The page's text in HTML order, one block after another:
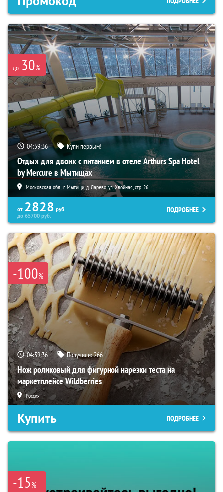
до 30%
04:59:35 Купи первым!
Отдых для двоих с питанием в отеле Arthurs Spa Hotel
by Mercure в Мытищах
Московская обл., г. Мытищи, д. Ларево, ул. Хвойная, стр. 26
от 2828 руб.
до65700руб.
ПОДРОБНЕЕ
-100%
04:59:35 Получили:266
Нож роликовый для фигурной нарезки теста на
маркетплейсе Wildberries
Россия
Купить ПОДРОБНЕЕ
-15%